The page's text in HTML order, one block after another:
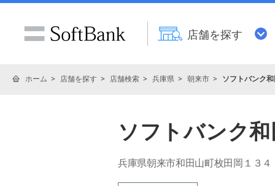
店舗を探す
ホーム 店舗を探す 店舗検索 兵庫県 朝来市 ソフトバンク
ソフトバンク
兵庫県朝来市和田山町枚田岡１３４